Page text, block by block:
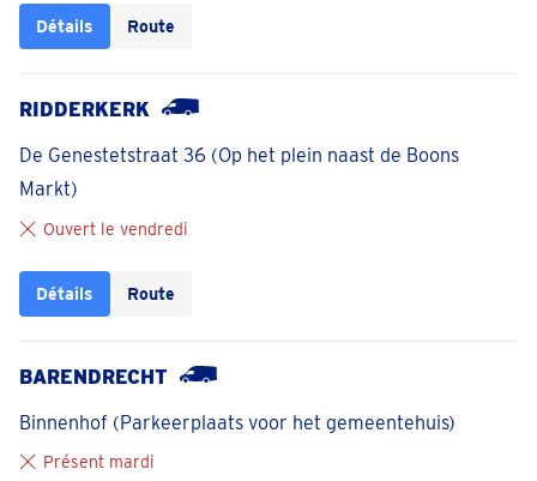
Détails Route
RIDDERKERK
De Genestetstraat 36 (Op het plein naast de Boons
Markt)
Ouvert le vendredi
Détails Route
BARENDRECHT
Binnenhof (Parkeerplaats voor het gemeentehuis)
Présent mardi